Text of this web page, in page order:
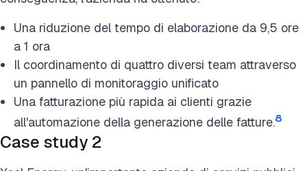
Una riduzione del tempo di elaborazione da 9,5 ore
a 1 ora
Il coordinamento di quattro diversi team attraverso
un pannello di monitoraggio unificato
Una fatturazione più rapida ai clienti grazie
all'automazione della generazione delle fatture.8
Case study 2